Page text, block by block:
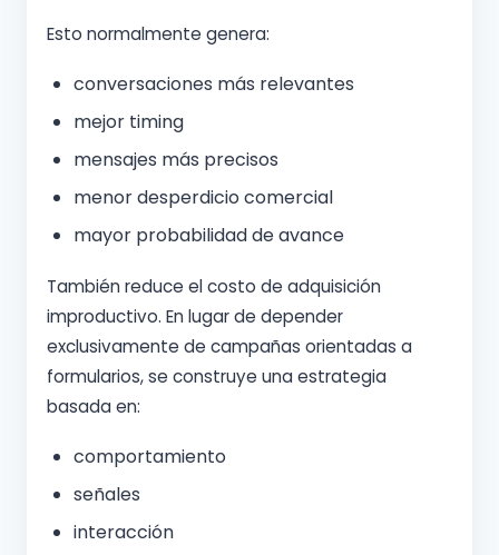
Esto normalmente genera:
conversaciones más relevantes
mejor timing
mensajes más precisos
menor desperdicio comercial
mayor probabilidad de avance
También reduce el costo de adquisición
improductivo. En lugar de depender
exclusivamente de campañas orientadas a
formularios, se construye una estrategia
basada en:
comportamiento
señales
interacción